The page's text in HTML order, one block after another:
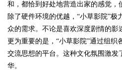
uz
和，都恰到好处地营造出家的感觉
除了硬件环境的优越，“小草影院”
众的需求。不论是喜欢深度剧情的
更为重要的是，“小草影院”通过组
交流思想的平台。这种文化氛围激
华。